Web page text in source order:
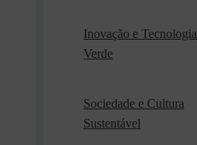
Inovação e Tecnologia
Verde
Sociedade e Cultura
Sustentável